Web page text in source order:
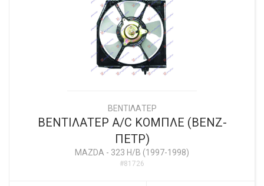
ΒΕΝΤΙΛΑΤΕΡ
ΒΕΝΤΙΛΑΤΕΡ A/C ΚΟΜΠΛΕ (ΒΕΝΖ-
ΠΕΤΡ)
MAZDA - 323 H/B (1997-1998)
#81726